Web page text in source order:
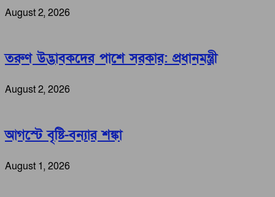
August 2, 2026
তরুণ উদ্ভাবকদের পাশে সরকার: প্রধানমন্ত্রী
August 2, 2026
আগস্টে বৃষ্টি-বন্যার শঙ্কা
August 1, 2026